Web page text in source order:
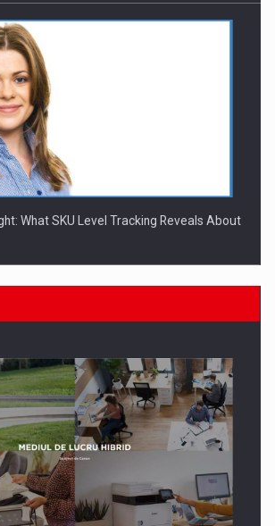
What SKU Level Tracking Reveals About
care nu se supun noilor